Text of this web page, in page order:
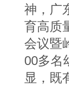
神，广
育高质
会议暨
00多名
显，既